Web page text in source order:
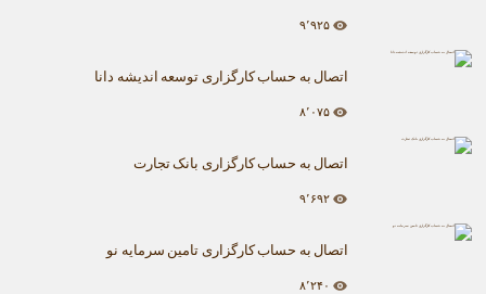
۹٬۹۲۵
اتصال به حساب کارگزاری توسعه اندیشه دانا
۸٬۰۷۵
اتصال به حساب کارگزاری بانک تجارت
۹٬۶۹۲
اتصال به حساب کارگزاری تامین سرمایه نو
۸٬۲۴۰